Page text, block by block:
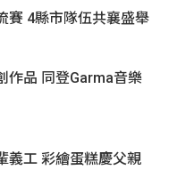
賽 4縣市隊伍共襄盛舉
作品 同登Garma音樂
義工 彩繪蛋糕慶父親